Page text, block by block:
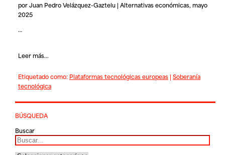
por Juan Pedro Velázquez-Gaztelu | Alternativas económicas, mayo
2025
…
Leer más...
Etiquetado como: Plataformas tecnológicas europeas| Soberanía
tecnológica
BÚSQUEDA
Buscar